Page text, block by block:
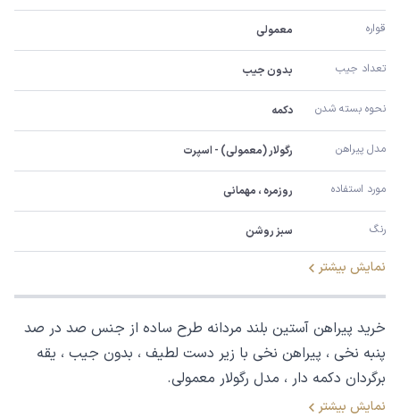
قواره معمولی
تعداد جیب بدون جیب
نحوه بسته شدن دکمه
مدل پیراهن رگولار (معمولی) - اسپرت
مورد استفاده روزمره ، مهمانی
رنگ سبز روشن
نمایش بیشتر
خرید پیراهن آستین بلند مردانه طرح ساده از جنس صد در صد
پنبه نخی ، پیراهن نخی با زیر دست لطیف ، بدون جیب ، یقه
برگردان دکمه دار ، مدل رگولار معمولی.
نمایش بیشتر